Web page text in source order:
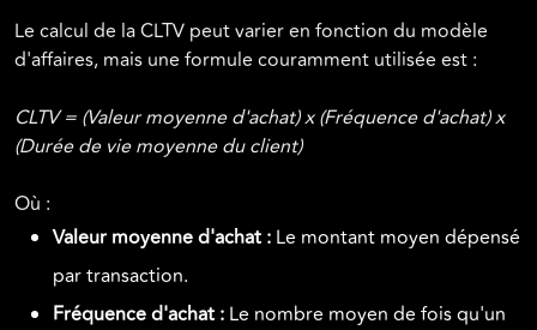
Le calcul de la CLTV peut varier en fonction du modèle
d'affaires, mais une formule couramment utilisée est :
CLTV = (Valeur moyenne d'achat) x (Fréquence d'achat) x
(Durée de vie moyenne du client)
Où :
Valeur moyenne d'achat : Le montant moyen dépensé
par transaction.
Fréquence d'achat : Le nombre moyen de fois qu'un